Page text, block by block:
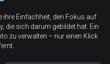
ihre Einfachheit, den Fokus auf
die sich darum gebildet hat. Ein
zu verwalten – nur einen Klick